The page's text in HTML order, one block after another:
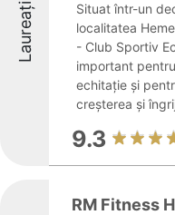
Laureați
Situat într-un
localitatea
- Club Sportiv
important
echitație și
creșterea și
9.3
RM Fitness